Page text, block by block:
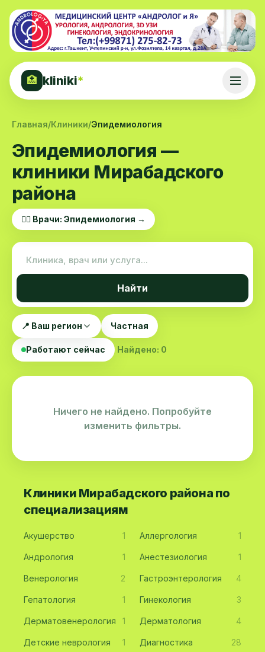
🏥 kliniki*
Главная/Клиники/Эпидемиология
Эпидемиология —
клиники Мирабадского
района
👨‍⚕️ Врачи: Эпидемиология →
Найти
📍 Ваш регион Частная
Работают сейчас Найдено: 0
Ничего не найдено. Попробуйте
изменить фильтры.
Клиники Мирабадского района по
специализациям
Акушерство 1 Аллергология 1
Андрология 1 Анестезиология 1
Венерология 2 Гастроэнтерология 4
Гепатология 1 Гинекология 3
Дерматовенерология 1 Дерматология 4
Детские неврология 1 Диагностика 28